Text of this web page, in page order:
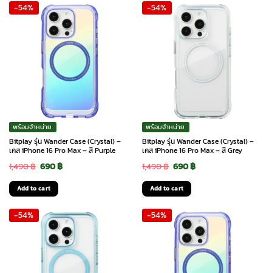
1,590 ฿.750 ฿.
1,490 ฿.690 ฿.
-54%
พร้อมจำหน่าย
Bitplay รุ่น Wander Case (Crystal) –
เคส iPhone 16 Pro Max – สี Purple
1,490฿ Original
price
was:
1,490 ฿.
690฿Current
690 ฿.
Add to cart
-54%
พร้อมจำหน่าย
Bitplay รุ่น Wander Case (Crystal) –
เคส iPhone 16 Pro Max – สี Grey
1,490฿ Original
price
was:
1,490 ฿.
690฿Current
690 ฿.
Add to cart
-54% -54%